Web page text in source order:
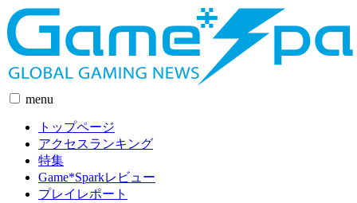
menu
トップページ
アクセスランキング
特集
Game*Sparkレビュー
プレイレポート